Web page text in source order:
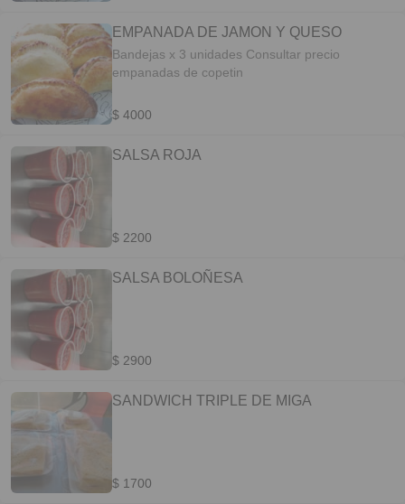
EMPANADA DE JAMON Y QUESO
Bandejas x 3 unidades Consultar precio
empanadas de copetin
$ 4000
SALSA ROJA
$ 2200
SALSA BOLOÑESA
$ 2900
SANDWICH TRIPLE DE MIGA
$ 1700